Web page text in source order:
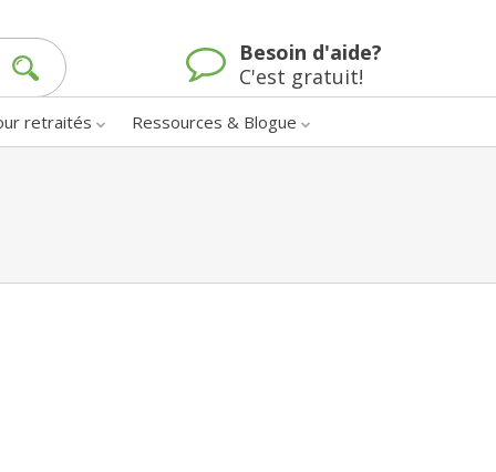
Besoin d'aide?
C'est gratuit!
retraités Ressources & Blogue